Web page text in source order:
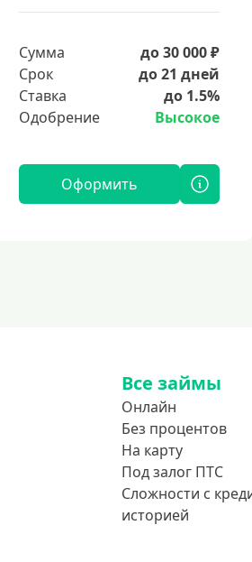
Сумма
до 30 000 ₽
Срок
до 21 дней
Ставка
до 1.5%
Одобрение
Высокое
Оформить
Все займы
Онлайн
Без процентов
На карту
Под залог ПТС
Сложности с
историей